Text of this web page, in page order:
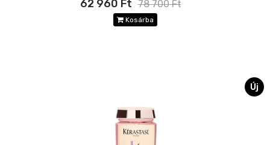
62 960 Ft 78 700 Ft
Kosárba
Új